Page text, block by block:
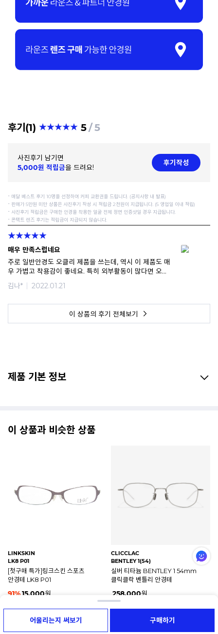
후기(1) 5 5
사진후기 남기면
5,000원 적립금을 드려요!
후기작성
⠂매달 베스트 후기 10명을 선정하여 커피 교환권을 드립니다. (공지사항 내 발표)
⠂판매가 5만원 미만 상품은 사진후기 작성 시 적립금 2천원이 지급됩니다. (5 영업일 이내 적립)
⠂사진후기 적립금은 구매한 안경을 착용한 얼굴 전체 정면 인증샷일 경우 지급됩니다.
⠂콘택트 렌즈 후기는 적립금이 지급되지 않습니다.
매우 만족스럽네요
주로 일반안경도 오클리 제품을 쓰는데, 역시 이 제품도 매
우 가볍고 착용감이 좋네요. 특히 외부활동이 많다면 오클
리 추천합니다.
김나* 2022.01.21
이 상품의 후기 전체보기
제품 기본 정보
이 상품과 비슷한 상품
NISHIDE KAZUO
NK761 C2
매트 실버 티타늄 NK761 C2
니시데카즈오 안경테
425,000원
찜32
LINKSKIN
LK5 L05
[첫구매 특가]링크스킨 스포츠
안경테 LK5 L05
91%15,000
찜3
어울리는지 써보기 구매하기